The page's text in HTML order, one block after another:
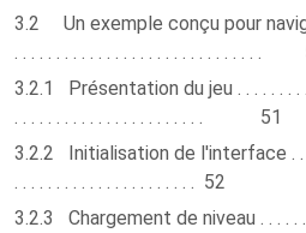
3.2 Un exemple conçu pour
. . . . . . . . . . . . . . . . . . . . . . . . . . . . . .
3.2.1 Présentation du jeu . . . . . . . . . .
. . . . . . . . . . . . . . . . . . . . . . . 51
3.2.2 Initialisation de l'interface . . . .
. . . . . . . . . . . . . . . . . . . . . . 52
3.2.3 Chargement de niveau . . . . . . .